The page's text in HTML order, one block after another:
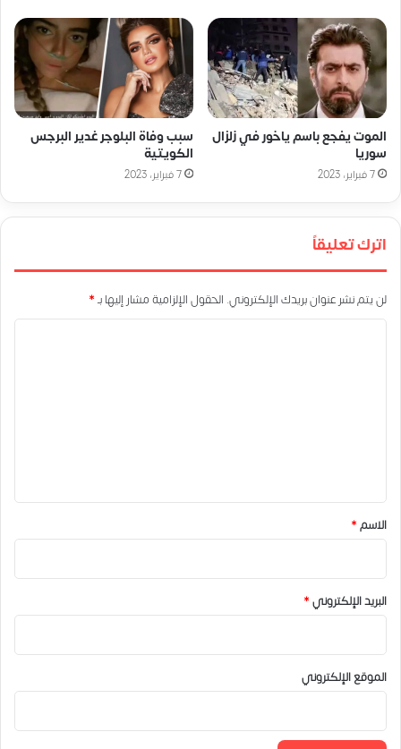
الموت يفجع باسم ياخور في زلزال
سوريا
7 فبراير، 2023
سبب وفاة البلوجر غدير البرجس
الكويتية
7 فبراير، 2023
اترك تعليقاً
لن يتم نشر عنوان بريدك الإلكتروني. الحقول الإلزامية مشار إليها بـ*
*
الاسم*
البريد الإلكتروني*
الموقع الإلكتروني